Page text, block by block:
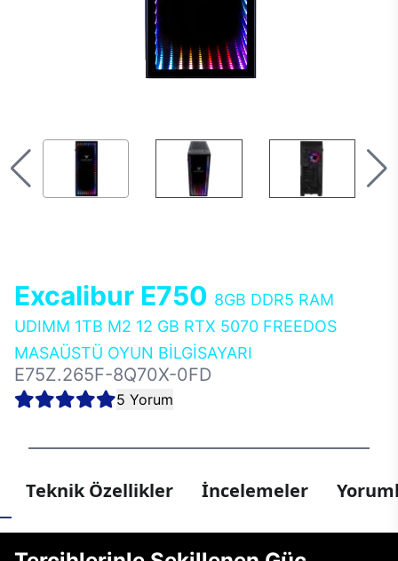
Excalibur E750 8GB DDR5 RAM
UDIMM 1TB M2 12 GB RTX 5070 FREEDOS
MASAÜSTÜ OYUN BİLGİSAYARI
E75Z.265F-8Q70X-0FD
5 Yorum
Teknik Özellikler İncelemeler